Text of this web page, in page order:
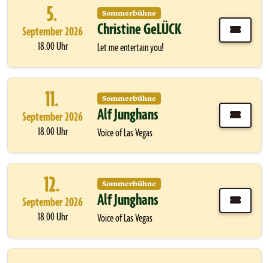
5.
September 2026
18.00 Uhr
Sommerbühne
Christine GeLÜCK
Let me entertain you!
11.
September 2026
18.00 Uhr
Sommerbühne
Alf Junghans
Voice of Las Vegas
12.
September 2026
18.00 Uhr
Sommerbühne
Alf Junghans
Voice of Las Vegas